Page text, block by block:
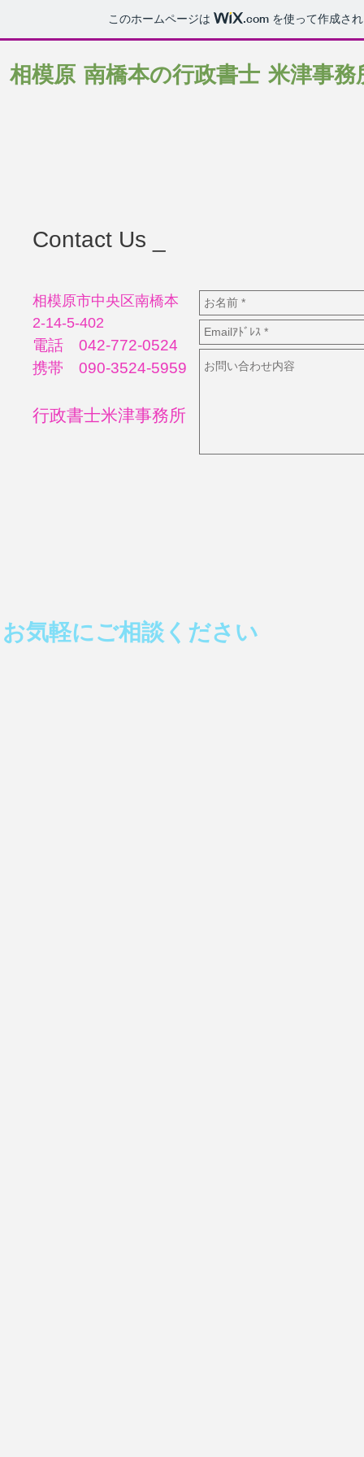
このホームページは .com を使って作成さ
相模原 南橋本の行政書士 米津事務
Contact Us _
相模原市中央区南橋本
2-14-5-402
電話 042-772-0524
携帯 090-3524-5959
​行政書士米津事務所
お気軽にご相談ください